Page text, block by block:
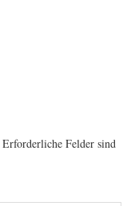
Erforderliche Felder sind